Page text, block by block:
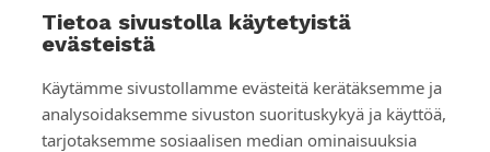
Tietoa sivustolla käytetyistä
evästeistä
Käytämme sivustollamme evästeitä kerätäksemme ja
analysoidaksemme sivuston suorituskykyä ja käyttöä,
tarjotaksemme sosiaalisen median ominaisuuksia
ARTIKKELI